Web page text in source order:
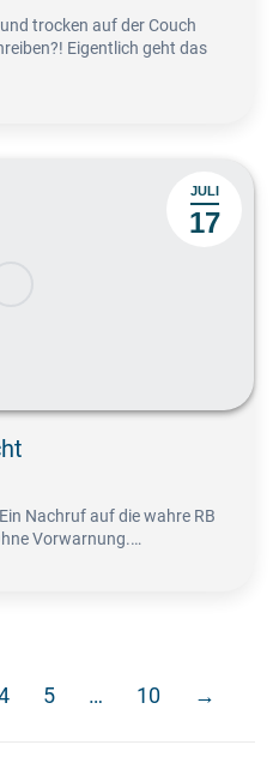
trocken auf der Couch
Eigentlich geht das
JULI
17
Nachruf auf die wahre RB
Vorwarnung.…
5 … 10 →